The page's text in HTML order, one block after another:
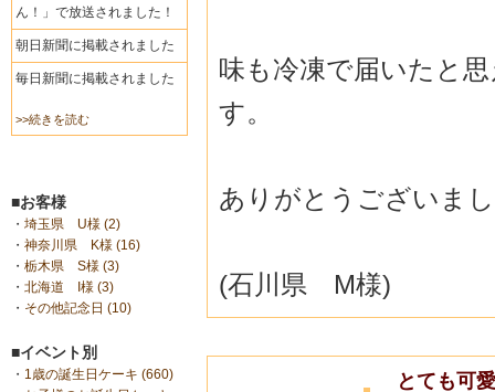
ん！」で放送されました！
朝日新聞に掲載されました
毎日新聞に掲載されました
>>続きを読む
■お客様
・ 埼玉県 U様 (2)
・ 神奈川県 K様 (16)
・ 栃木県 S様 (3)
・ 北海道 I様 (3)
・ その他記念日 (10)
■イベント別
・ 1歳の誕生日ケーキ (660)
味も冷凍で届いたと
す。
ありがとうございま
(石川県 M様)
とても可